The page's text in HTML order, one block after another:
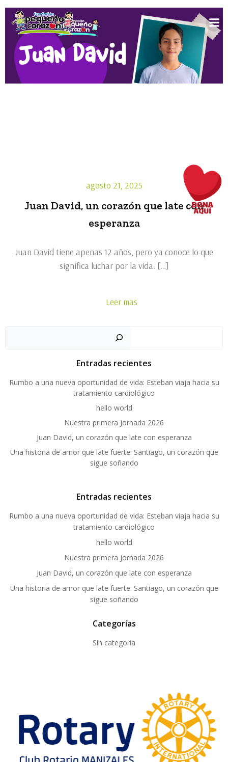
Saltar
contenido
agosto 21, 2025
Juan David, un corazón que late con
esperanza
Juan David tiene apenas 12 años, pero ya conoce lo que
significa luchar por la vida. […]
Leer mas
Entradas recientes
Rumbo a una nueva oportunidad de vida: Esteban viaja hacia su
tratamiento cardiológico
hello world
Nuestra primera Jornada 2026
Juan David, un corazón que late con esperanza
Una historia de amor que late fuerte: Santiago, un corazón que
sigue soñando
Entradas recientes
Rumbo a una nueva oportunidad de vida: Esteban viaja hacia su
tratamiento cardiológico
hello world
Nuestra primera Jornada 2026
Juan David, un corazón que late con esperanza
Una historia de amor que late fuerte: Santiago, un corazón que
sigue soñando
Categorías
Sin categoría